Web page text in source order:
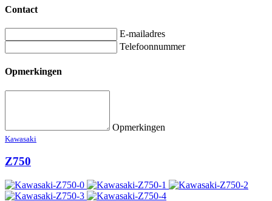
Contact
E-mailadres
Telefoonnummer
Opmerkingen
Opmerkingen
Kawasaki
Z750